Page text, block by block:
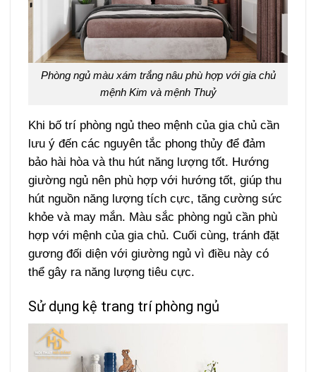
Phòng ngủ màu xám trắng nâu phù hợp với gia chủ
mệnh Kim và mệnh Thuỷ
Khi bố trí phòng ngủ theo mệnh của gia chủ cần
lưu ý đến các nguyên tắc phong thủy để đảm
bảo hài hòa và thu hút năng lượng tốt. Hướng
giường ngủ nên phù hợp với hướng tốt, giúp thu
hút nguồn năng lượng tích cực, tăng cường sức
khỏe và may mắn. Màu sắc phòng ngủ cần phù
hợp với mệnh của gia chủ. Cuối cùng, tránh đặt
gương đối diện với giường ngủ vì điều này có
thể gây ra năng lượng tiêu cực.
Sử dụng kệ trang trí phòng ngủ